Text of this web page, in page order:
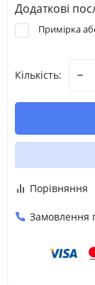
Додаткові
Примірка
Кількість:
Порівняння
Замовлення